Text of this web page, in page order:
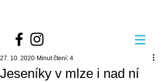
Jeseníky v mlze i nad ní
27. 10. 2020 Minut čtení: 4